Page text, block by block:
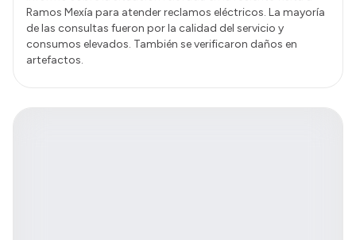
Ramos Mexía para atender reclamos eléctricos. La mayoría
de las consultas fueron por la calidad del servicio y
consumos elevados. También se verificaron daños en
artefactos.